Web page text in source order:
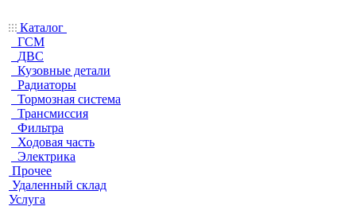
Каталог
ГСМ
ДВС
Кузовные детали
Радиаторы
Тормозная система
Трансмиссия
Фильтра
Ходовая часть
Электрика
Прочее
Удаленный склад
Услуга